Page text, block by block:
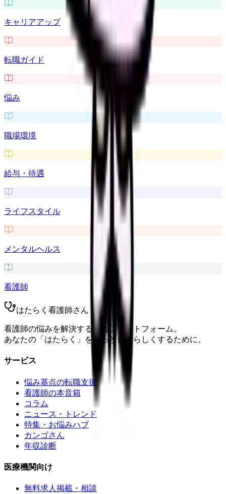
キャリアアップ
転職ガイド
悩み
職場環境
給与・待遇
ライフスタイル
メンタルヘルス
看護師
はたらく看護師さん
看護師の悩みを解決する総合プラットフォーム。
あなたの「はたらく」をもっと自分らしくするために。
サービス
悩み基点の転職支援
看護師の本音箱
コラム
ニュース・トレンド
特集・お悩みハブ
カンゴさん
年収診断
医療機関向け
無料求人掲載・相談